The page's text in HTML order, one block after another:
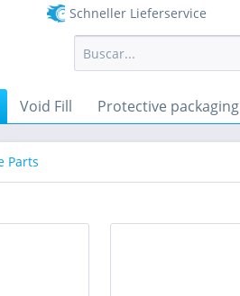
Schneller Lieferservice
Void Fill Protective packaging
Parts